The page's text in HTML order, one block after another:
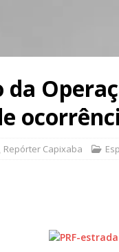
da
Repórter Capixaba